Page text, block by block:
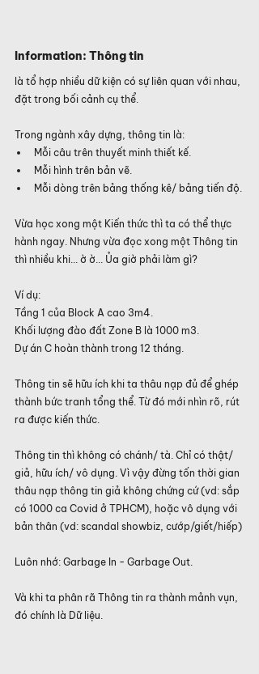
Information: Thông tin
là tổ hợp nhiều dữ kiện có sự liên quan với nhau,
đặt trong bối cảnh cụ thể.
Trong ngành xây dựng, thông tin là:
Mỗi câu trên thuyết minh thiết kế.
Mỗi hình trên bản vẽ.
Mỗi dòng trên bảng thống kê/ bảng tiến độ.
Vừa học xong một Kiến thức thì ta có thể thực
hành ngay. Nhưng vừa đọc xong một Thông tin
thì nhiều khi... ờ ờ... Ủa giờ phải làm gì?
Ví dụ:
Tầng 1 của Block A cao 3m4.
Khối lượng đào đất Zone B là 1000 m3.
Dự án C hoàn thành trong 12 tháng.
Thông tin sẽ hữu ích khi ta thâu nạp đủ để ghép
thành bức tranh tổng thể. Từ đó mới nhìn rõ, rút
ra được kiến thức.
Thông tin thì không có chánh/ tà. Chỉ có thật/
giả, hữu ích/ vô dụng. Vì vậy đừng tốn thời gian
thâu nạp thông tin giả không chứng cứ (vd: sắp
có 1000 ca Covid ở TPHCM), hoặc vô dụng với
bản thân (vd: scandal showbiz, cướp/giết/hiếp)
Luôn nhớ: Garbage In - Garbage Out.
Và khi ta phân rã Thông tin ra thành mảnh vụn,
đó chính là Dữ liệu.